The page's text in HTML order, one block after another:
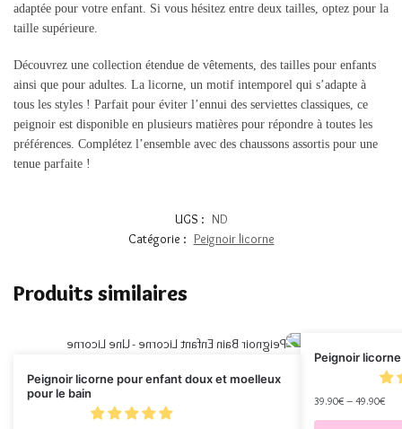
adaptée pour votre enfant. Si vous hésitez entre deux tailles, optez pour la
taille supérieure.
Découvrez une collection étendue de vêtements, des tailles pour enfants
ainsi que pour adultes. La licorne, un motif intemporel qui s’adapte à
tous les styles ! Parfait pour éviter l’ennui des serviettes classiques, ce
peignoir est disponible en plusieurs matières pour répondre à toutes les
préférences. Complétez l’ensemble avec des chaussons assortis pour une
tenue parfaite !
UGS : ND
Catégorie : Peignoir licorne
Produits similaires
Peignoir licorne pour enfant doux et moelleux
pour le bain
Peignoir
39.90€ – 49.90€